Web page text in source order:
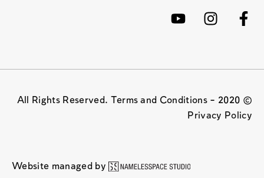
© 2020 All Rights Reserved. Terms and Conditions –
Privacy Policy
Website managed by